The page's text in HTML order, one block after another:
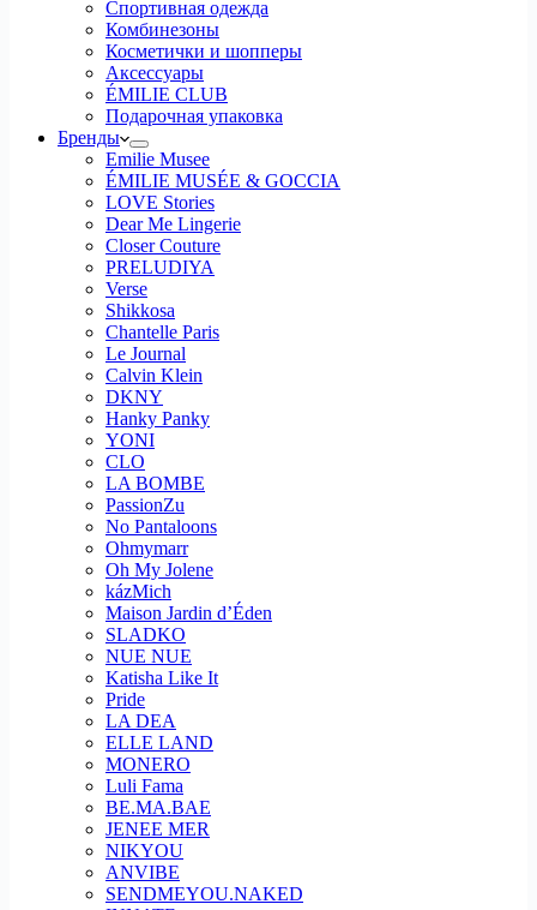
Спортивная одежда
Комбинезоны
Косметички и шопперы
Аксессуары
ÉMILIE CLUB
Подарочная упаковка
Бренды
Emilie Musee
ÉMILIE MUSÉE & GOCCIA
LOVE Stories
Dear Me Lingerie
Closer Couture
PRELUDIYA
Verse
Shikkosa
Chantelle Paris
Le Journal
Calvin Klein
DKNY
Hanky Panky
YONI
CLO
LA BOMBE
PassionZu
No Pantaloons
Ohmymarr
Oh My Jolene
kázMich
Maison Jardin d’Éden
SLADKO
NUE NUE
Katisha Like It
Pride
LA DEA
ELLE LAND
MONERO
Luli Fama
BE.MA.BAE
JENEE MER
NIKYOU
ANVIBE
SENDMEYOU.NAKED